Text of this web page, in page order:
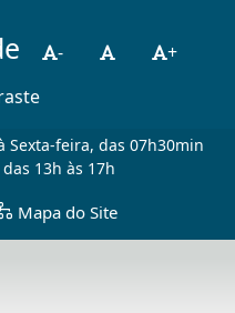
-
+
Sexta-feira, das 07h30min
13h às 17h
Mapa do Site